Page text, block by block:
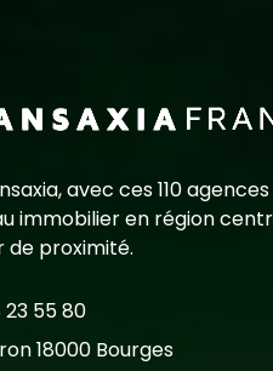
avec ces 110
immobilier en région
de proximité.
55 80
18000 Bourges